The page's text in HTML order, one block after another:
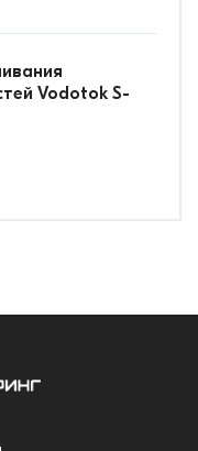
Vodotok S-